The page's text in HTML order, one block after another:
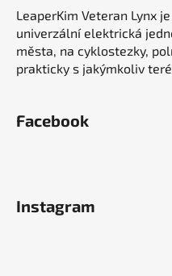
LeaperKim Veteran Lynx
univerzální elektrická
města, na cyklostezky,
prakticky s jakýmkoliv
Facebook
Instagram